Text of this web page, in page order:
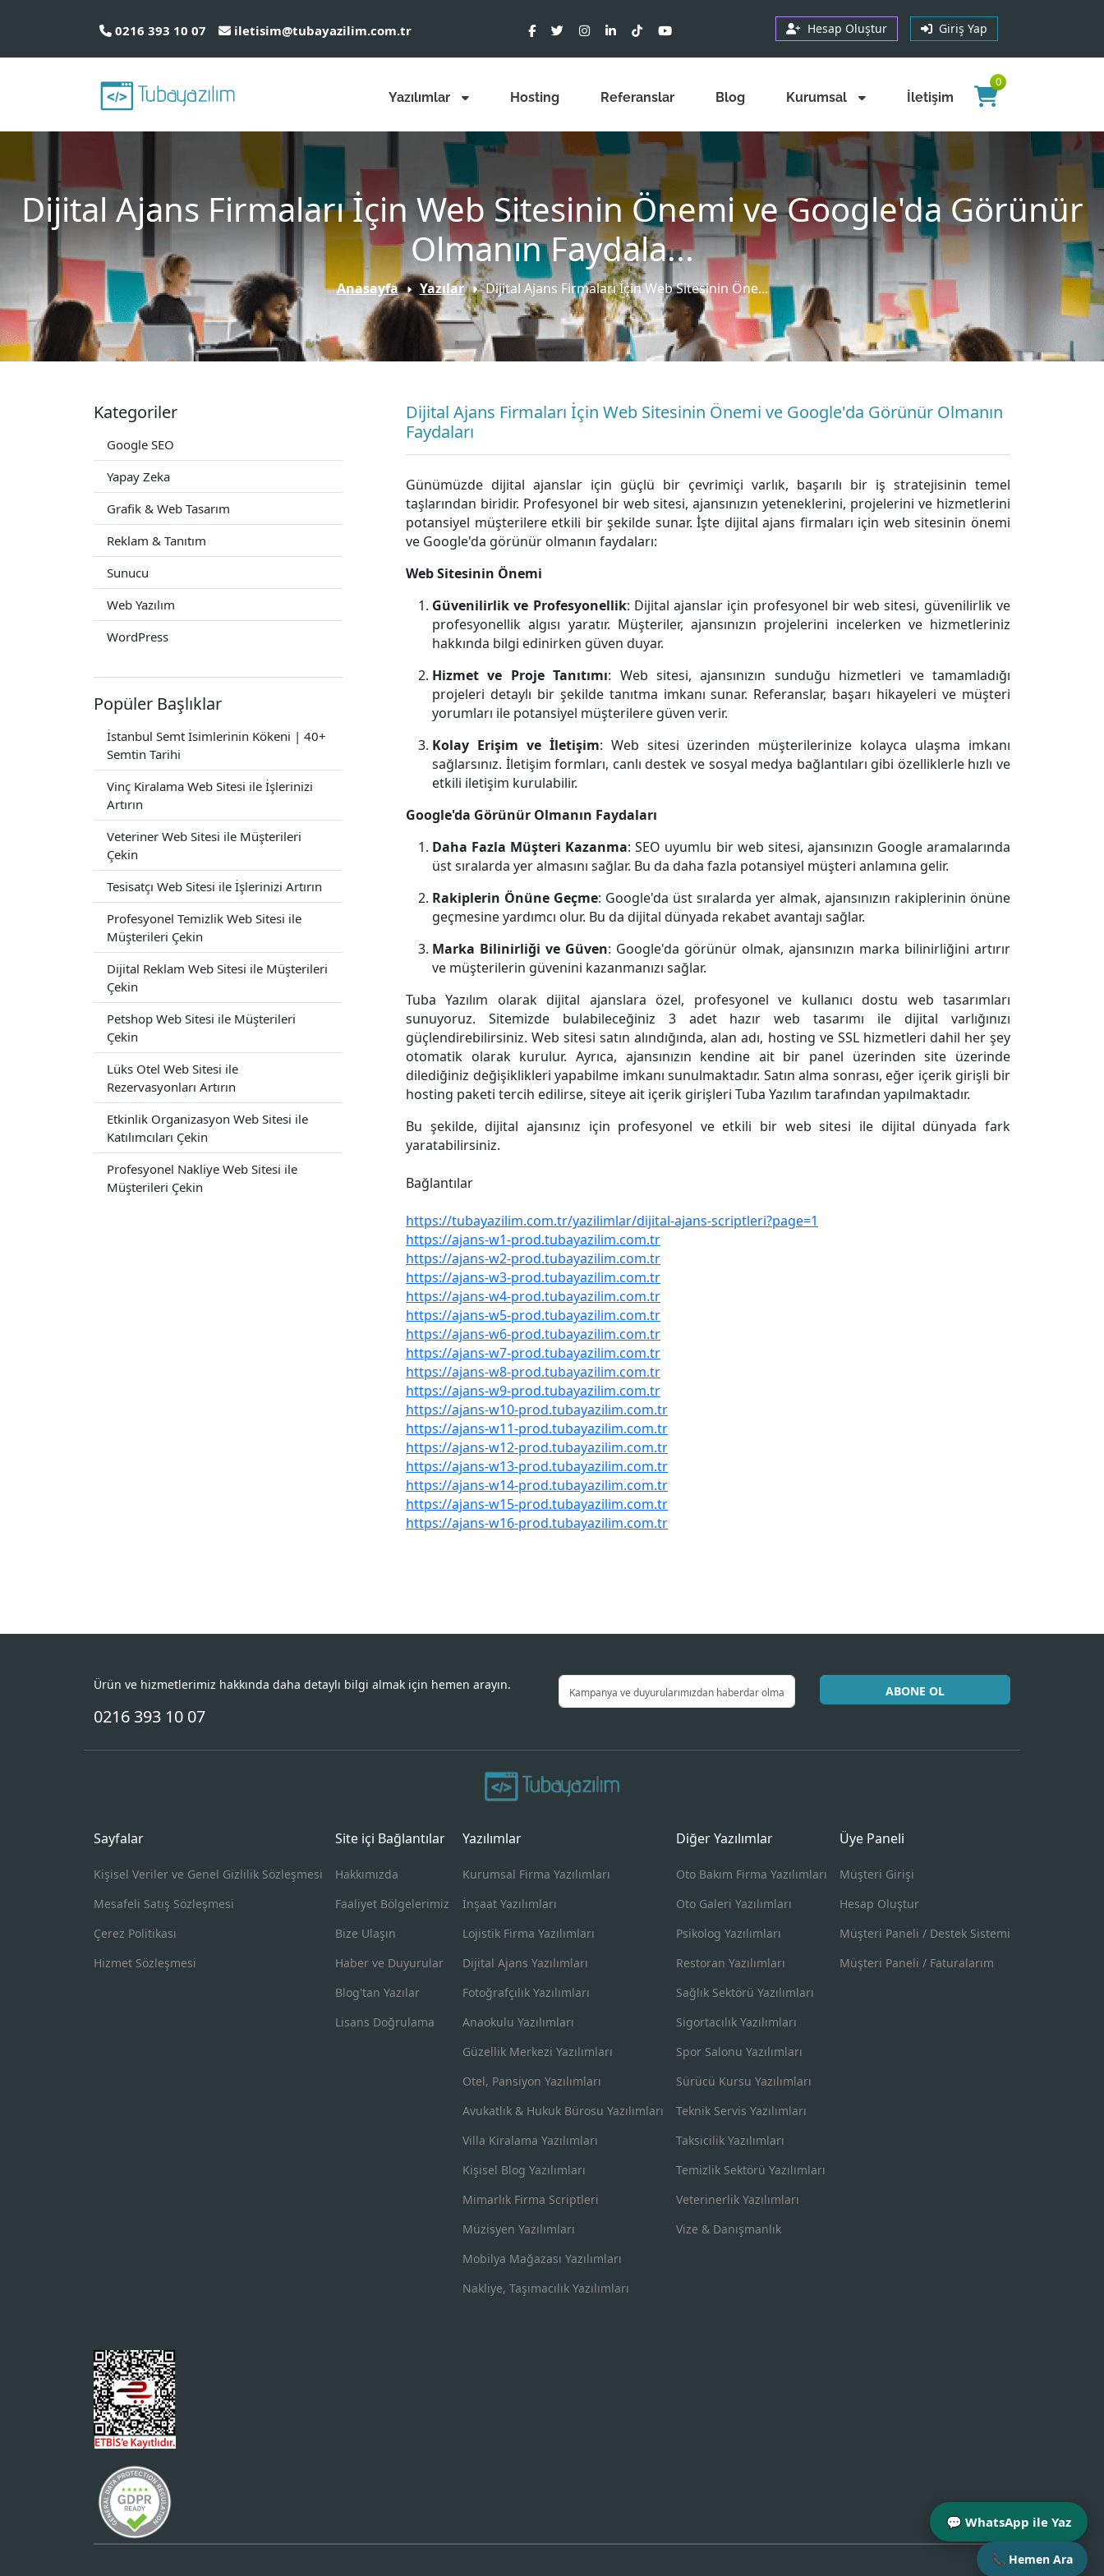
0216 393 10 07 iletisim@tubayazilim.com.tr Hesap Oluştur Giriş Yap
Yazılımlar Hosting Referanslar Blog Kurumsal İletişim
0
💬 WhatsApp ile Yaz
📞 Hemen Ara
Dijital Ajans Firmaları İçin Web Sitesinin Önemi ve Google'da Görünür
Olmanın Faydala...
Anasayfa Yazılar Dijital Ajans Firmaları İçin Web Sitesinin Öne...
Kategoriler
Google SEO
Yapay Zeka
Grafik & Web Tasarım
Reklam & Tanıtım
Sunucu
Web Yazılım
WordPress
Popüler Başlıklar
İstanbul Semt İsimlerinin Kökeni | 40+
Semtin Tarihi
Vinç Kiralama Web Sitesi ile İşlerinizi
Artırın
Veteriner Web Sitesi ile Müşterileri
Çekin
Tesisatçı Web Sitesi ile İşlerinizi Artırın
Profesyonel Temizlik Web Sitesi ile
Müşterileri Çekin
Dijital Reklam Web Sitesi ile Müşterileri
Çekin
Petshop Web Sitesi ile Müşterileri
Çekin
Lüks Otel Web Sitesi ile
Rezervasyonları Artırın
Etkinlik Organizasyon Web Sitesi ile
Katılımcıları Çekin
Profesyonel Nakliye Web Sitesi ile
Müşterileri Çekin
Dijital Ajans Firmaları İçin Web Sitesinin Önemi ve Google'da Görünür Olmanın
Faydaları
Günümüzde dijital ajanslar için güçlü bir çevrimiçi varlık, başarılı bir iş stratejisinin temel
taşlarından biridir. Profesyonel bir web sitesi, ajansınızın yeteneklerini, projelerini ve hizmetlerini
potansiyel müşterilere etkili bir şekilde sunar. İşte dijital ajans firmaları için web sitesinin önemi
ve Google'da görünür olmanın faydaları:
Web Sitesinin Önemi
Güvenilirlik ve Profesyonellik: Dijital ajanslar için profesyonel bir web sitesi, güvenilirlik ve
profesyonellik algısı yaratır. Müşteriler, ajansınızın projelerini incelerken ve hizmetleriniz
hakkında bilgi edinirken güven duyar.
Hizmet ve Proje Tanıtımı: Web sitesi, ajansınızın sunduğu hizmetleri ve tamamladığı
projeleri detaylı bir şekilde tanıtma imkanı sunar. Referanslar, başarı hikayeleri ve müşteri
yorumları ile potansiyel müşterilere güven verir.
Kolay Erişim ve İletişim: Web sitesi üzerinden müşterilerinize kolayca ulaşma imkanı
sağlarsınız. İletişim formları, canlı destek ve sosyal medya bağlantıları gibi özelliklerle hızlı ve
etkili iletişim kurulabilir.
Google'da Görünür Olmanın Faydaları
Daha Fazla Müşteri Kazanma: SEO uyumlu bir web sitesi, ajansınızın Google aramalarında
üst sıralarda yer almasını sağlar. Bu da daha fazla potansiyel müşteri anlamına gelir.
Rakiplerin Önüne Geçme: Google'da üst sıralarda yer almak, ajansınızın rakiplerinin önüne
geçmesine yardımcı olur. Bu da dijital dünyada rekabet avantajı sağlar.
Marka Bilinirliği ve Güven: Google'da görünür olmak, ajansınızın marka bilinirliğini artırır
ve müşterilerin güvenini kazanmanızı sağlar.
Tuba Yazılım olarak dijital ajanslara özel, profesyonel ve kullanıcı dostu web tasarımları
sunuyoruz. Sitemizde bulabileceğiniz 3 adet hazır web tasarımı ile dijital varlığınızı
güçlendirebilirsiniz. Web sitesi satın alındığında, alan adı, hosting ve SSL hizmetleri dahil her şey
otomatik olarak kurulur. Ayrıca, ajansınızın kendine ait bir panel üzerinden site üzerinde
dilediğiniz değişiklikleri yapabilme imkanı sunulmaktadır. Satın alma sonrası, eğer içerik girişli bir
hosting paketi tercih edilirse, siteye ait içerik girişleri Tuba Yazılım tarafından yapılmaktadır.
Bu şekilde, dijital ajansınız için profesyonel ve etkili bir web sitesi ile dijital dünyada fark
yaratabilirsiniz.
Bağlantılar
https://tubayazilim.com.tr/yazilimlar/dijital-ajans-scriptleri?page=1
https://ajans-w1-prod.tubayazilim.com.tr
https://ajans-w2-prod.tubayazilim.com.tr
https://ajans-w3-prod.tubayazilim.com.tr
https://ajans-w4-prod.tubayazilim.com.tr
https://ajans-w5-prod.tubayazilim.com.tr
https://ajans-w6-prod.tubayazilim.com.tr
https://ajans-w7-prod.tubayazilim.com.tr
https://ajans-w8-prod.tubayazilim.com.tr
https://ajans-w9-prod.tubayazilim.com.tr
https://ajans-w10-prod.tubayazilim.com.tr
https://ajans-w11-prod.tubayazilim.com.tr
https://ajans-w12-prod.tubayazilim.com.tr
https://ajans-w13-prod.tubayazilim.com.tr
https://ajans-w14-prod.tubayazilim.com.tr
https://ajans-w15-prod.tubayazilim.com.tr
https://ajans-w16-prod.tubayazilim.com.tr
Ürün ve hizmetlerimiz hakkında daha detaylı bilgi almak için hemen arayın.
0216 393 10 07
ABONE OL
Sayfalar
Kişisel Veriler ve Genel Gizlilik Sözleşmesi
Mesafeli Satış Sözleşmesi
Çerez Politikası
Hizmet Sözleşmesi
Site içi Bağlantılar
Hakkımızda
Faaliyet Bölgelerimiz
Bize Ulaşın
Haber ve Duyurular
Blog'tan Yazılar
Lisans Doğrulama
Yazılımlar
Kurumsal Firma Yazılımları
İnşaat Yazılımları
Lojistik Firma Yazılımları
Dijital Ajans Yazılımları
Fotoğrafçılık Yazılımları
Anaokulu Yazılımları
Güzellik Merkezi Yazılımları
Otel, Pansiyon Yazılımları
Avukatlık & Hukuk Bürosu Yazılımları
Villa Kiralama Yazılımları
Kişisel Blog Yazılımları
Mimarlık Firma Scriptleri
Müzisyen Yazılımları
Mobilya Mağazası Yazılımları
Nakliye, Taşımacılık Yazılımları
Diğer Yazılımlar
Oto Bakım Firma Yazılımları
Oto Galeri Yazılımları
Psikolog Yazılımları
Restoran Yazılımları
Sağlık Sektörü Yazılımları
Sigortacılık Yazılımları
Spor Salonu Yazılımları
Sürücü Kursu Yazılımları
Teknik Servis Yazılımları
Taksicilik Yazılımları
Temizlik Sektörü Yazılımları
Veterinerlik Yazılımları
Vize & Danışmanlık
Üye Paneli
Müşteri Girişi
Hesap Oluştur
Müşteri Paneli / Destek Sistemi
Müşteri Paneli / Faturalarım